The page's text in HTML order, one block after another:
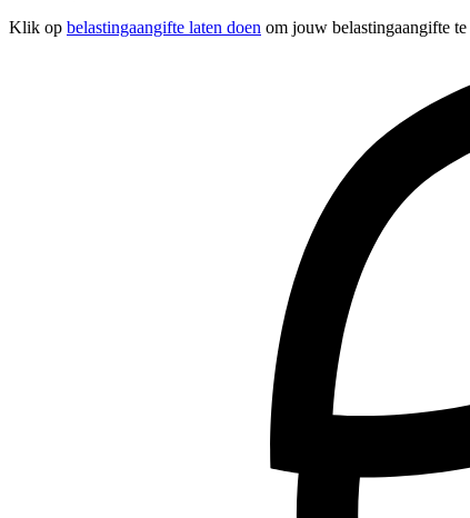
Klik op belastingaangifte laten doen om jouw belastingaangifte